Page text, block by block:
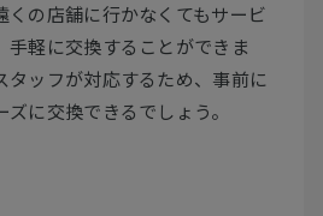
くの店舗に行かなくてもサービ
手軽に交換することができま
タッフが対応するため、事前に
に交換できるでしょう。